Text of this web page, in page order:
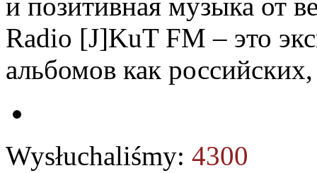
Radio [J]KuT FM – это
альбомов как
Wysłuchaliśmy: 4300